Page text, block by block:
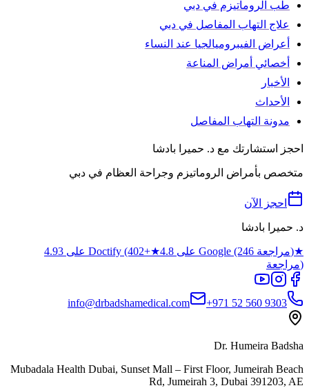
طب الروماتيزم في دبي
علاج التهاب المفاصل في دبي
أعراض الفيبروميالجيا عند النساء
أخصائي أمراض المناعة
الأخبار
الأحداث
مدونة التهاب المفاصل
احجز استشارتك مع د. حميرا بادشا
متخصص بأمراض الروماتيزم وجراحة العظام في دبي
احجز الآن
د. حميرا بادشا
★4.8 على Google (246 مراجعة) ★
4.93 على Doctify (402+
مراجعة)
+971 52 560 9303
info@drbadshamedical.com
Dr. Humeira Badsha
Mubadala Health Dubai, Sunset Mall – First Floor, Jumeirah Beach
Rd, Jumeirah 3, Dubai 391203, AE